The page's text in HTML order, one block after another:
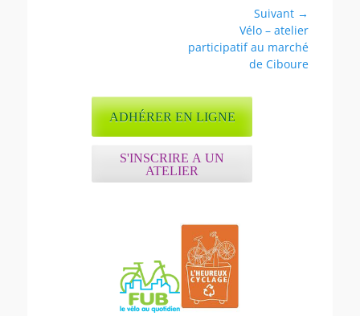
Suivant →
suivant :
Vélo – atelier
participatif au marché
de Ciboure
ADHÉRER EN LIGNE
S'INSCRIRE A UN
ATELIER